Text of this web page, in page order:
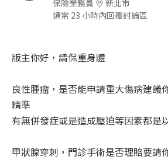
保險業務員
新北市
通常 23 小時內回覆討論區
版主你好，請保重身體
良性腫瘤，是否能申請重大傷病建議
精準
有無併發症或是造成壓迫等因素都是
甲狀腺穿刺， 門診手術是否理賠要請